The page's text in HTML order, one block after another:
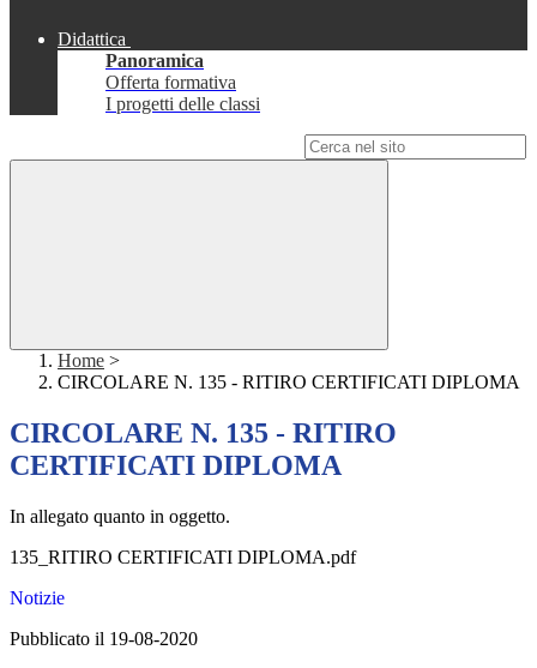
Didattica
Panoramica
Offerta formativa
I progetti delle classi
Home >
CIRCOLARE N. 135 - RITIRO CERTIFICATI DIPLOMA
CIRCOLARE N. 135 - RITIRO
CERTIFICATI DIPLOMA
In allegato quanto in oggetto.
135_RITIRO CERTIFICATI DIPLOMA.pdf
Notizie
Pubblicato il 19-08-2020